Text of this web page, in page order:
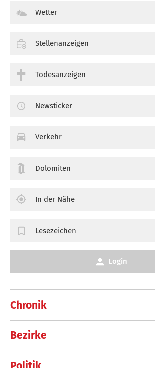
Chronik
Bezirke
Wetter
Stellenanzeigen
Todesanzeigen
Newsticker
Verkehr
Dolomiten
In der Nähe
Lesezeichen
Login